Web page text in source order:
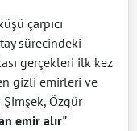
çarpıcı
sürecindeki
gerçekleri ilk kez
gizli emirleri ve
Özgür
emir alır"